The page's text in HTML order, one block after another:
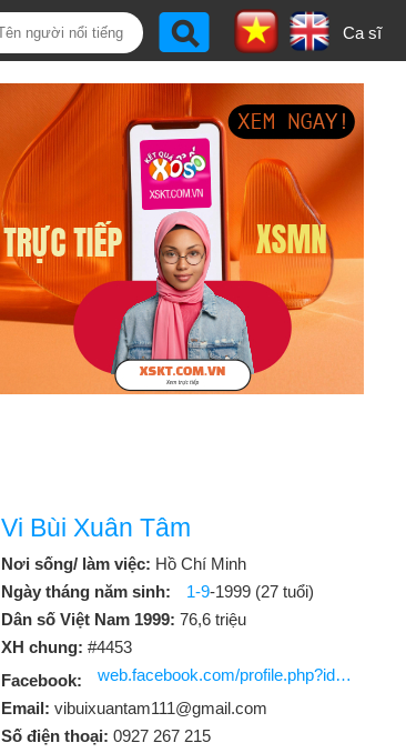
Ca sĩ
Vi Bùi Xuân Tâm
Nơi sống/ làm việc: Hồ Chí Minh
Ngày tháng năm sinh:
1-9-1999 (27 tuổi)
Dân số Việt Nam 1999: 76,6 triệu
XH chung: #4453
Facebook:
web.facebook.com/profile.php?id=61562980007927
Email: vibuixuantam111@gmail.com
Số điện thoại: 0927 267 215